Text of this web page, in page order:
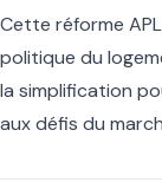
Cette réforme
politique du
la simplification
aux défis du